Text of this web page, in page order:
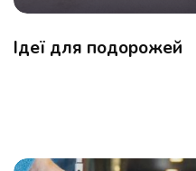
Ідеї для подорожей